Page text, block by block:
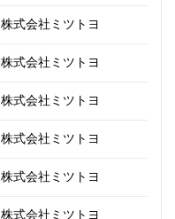
株式会社ミツトヨ
株式会社ミツトヨ
株式会社ミツトヨ
株式会社ミツトヨ
株式会社ミツトヨ
株式会社ミツトヨ